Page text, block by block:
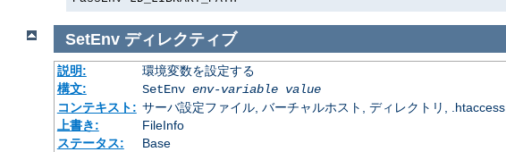
SetEnv ディレクティブ
説明:
環境変数を設定する
構文:
SetEnv env-variable value
コンテキスト: サーバ設定ファイル, バーチャルホスト, ディレクトリ, .htaccess
上書き:
FileInfo
ステータス:
Base